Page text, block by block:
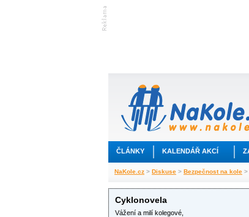
ČLÁNKY KALENDÁŘ AKCÍ
NaKole.cz > Diskuse > Bezpečnost na kole >
Cyklonovela
Vážení a milí kolegové,